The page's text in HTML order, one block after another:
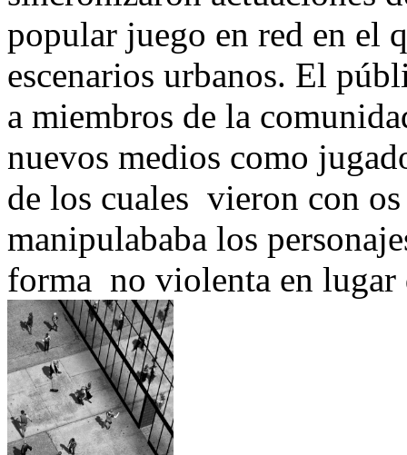
popular juego en red en el
escenarios urbanos. El
a miembros de la
nuevos medios como
de los cuales vieron con
manipulababa los
forma no violenta en